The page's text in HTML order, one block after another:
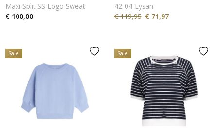
Maxi Split SS Logo Sweat
€ 100,00
42-04-Lysan
€ 119,95 € 71,97
Sale Sale